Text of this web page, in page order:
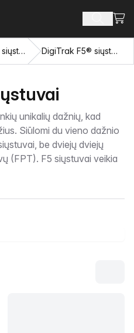
Ieškoti
DigiTrak® siųstuvai DigiTrak F5® siųstuvai
unikalių dažnių, kad
Siūlomi du vieno dažnio
be dviejų dviejų
(FPT). F5 siųstuvai veikia